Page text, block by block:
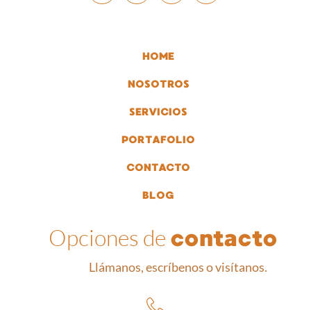
HOME
NOSOTROS
SERVICIOS
PORTAFOLIO
CONTACTO
BLOG
Opciones de contacto
Llámanos, escríbenos o visítanos.